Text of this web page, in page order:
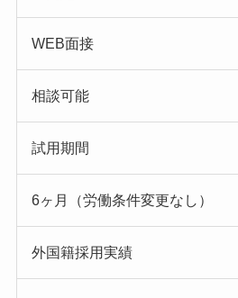
WEB面接
相談可能
試用期間
6ヶ月（労働条件変更なし）
外国籍採用実績